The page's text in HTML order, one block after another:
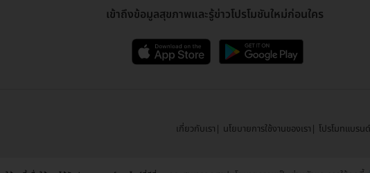
เข้าถึงข้อมูลสุขภาพและรู้ข่าวโปรโมชันใหม่ก่อนใคร
เกี่ยวกับเรา นโยบายการใช้งานของเรา โปรโมทแบร